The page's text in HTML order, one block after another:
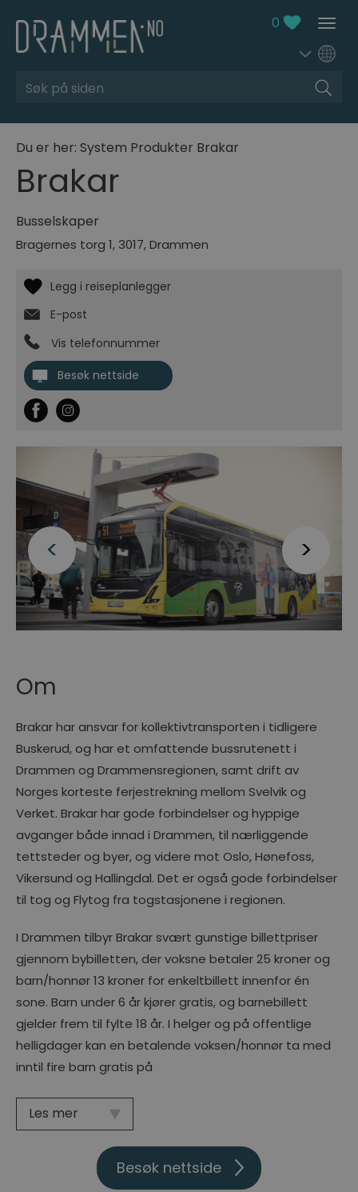
0
Søk
Du er her: System Produkter Brakar
Brakar
Busselskaper
Bragernes torg 1, 3017,Drammen
E-post
Vis telefonnummer
Besøk nettside
Om
Brakar har ansvar for kollektivtransporten i tidligere
Buskerud, og har et omfattende bussrutenett i
Drammen og Drammensregionen, samt drift av
Norges korteste ferjestrekning mellom Svelvik og
Verket. Brakar har gode forbindelser og hyppige
avganger både innad i Drammen, til nærliggende
tettsteder og byer, og videre mot Oslo, Hønefoss,
Vikersund og Hallingdal. Det er også gode forbindelser
til tog og Flytog fra togstasjonene i regionen.
I Drammen tilbyr Brakar svært gunstige billettpriser
gjennom bybilletten, der voksne betaler 25 kroner og
barn/honnør 13 kroner for enkeltbillett innenfor én
sone. Barn under 6 år kjører gratis, og barnebillett
gjelder frem til fylte 18 år. I helger og på offentlige
helligdager kan en betalende voksen/honnør ta med
inntil fire barn gratis på
Les mer
Besøk nettside